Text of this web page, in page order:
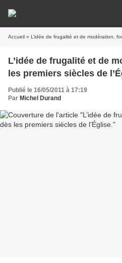
Accueil » L’idée de frugalité et de modération,
L’idée de frugalité et de
les premiers siècles de
Publié le 16/05/2011 à 17:19
Par Michel Durand